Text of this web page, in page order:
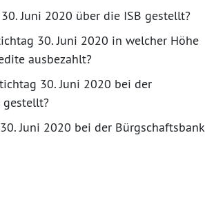
Juni 2020 über die ISB gestellt?
30. Juni 2020 in welcher Höhe
ausbezahlt?
30. Juni 2020 bei der
gestellt?
Juni 2020 bei der Bürgschaftsbank